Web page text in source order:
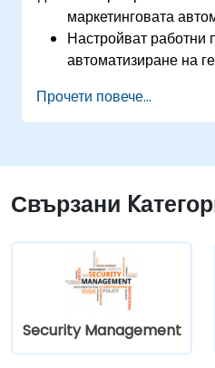
маркетинговата
Настройват работни
автоматизиране на
Интегрират
CRM системи,
Оптимизират и
работните процеси
максимална
Прочети повече...
Свързани
Security Management